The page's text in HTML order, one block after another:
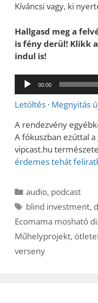
Kíváncsi vagy, ki
Hallgasd meg a
is fény derül! Klikk
indul is!
Audió
lejátszó
00:00
Letöltés · Megnyitás
A rendezvény
A fókuszban ezúttal
vipcast.hu
érdemes tehát
Kategória
audio, podcast
Címkék
blind investment,
Ecomama mosható
Műhelyprojekt,
verseny